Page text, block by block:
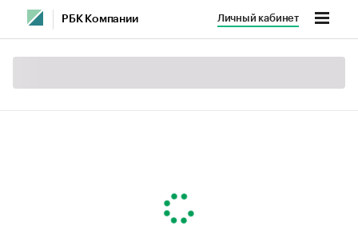
РБК Компании Личный кабинет